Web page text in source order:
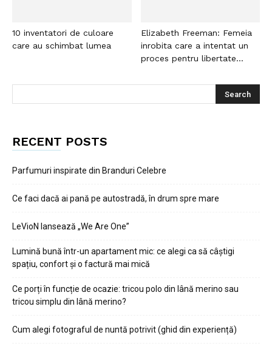
10 inventatori de culoare
care au schimbat lumea
Elizabeth Freeman: Femeia
inrobita care a intentat un
proces pentru libertate...
RECENT POSTS
Parfumuri inspirate din Branduri Celebre
Ce faci dacă ai pană pe autostradă, în drum spre mare
LeVioN lansează „We Are One”
Lumină bună într-un apartament mic: ce alegi ca să câștigi
spațiu, confort și o factură mai mică
Ce porți în funcție de ocazie: tricou polo din lână merino sau
tricou simplu din lână merino?
Cum alegi fotograful de nuntă potrivit (ghid din experiență)